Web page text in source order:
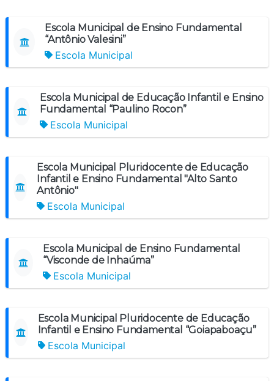
Escola Municipal de Ensino Fundamental
“Antônio Valesini”
Escola Municipal
Escola Municipal de Educação Infantil e Ensino
Fundamental “Paulino Rocon”
Escola Municipal
Escola Municipal Pluridocente de Educação
Infantil e Ensino Fundamental "Alto Santo
Antônio"
Escola Municipal
Escola Municipal de Ensino Fundamental
“Visconde de Inhaúma”
Escola Municipal
Escola Municipal Pluridocente de Educação
Infantil e Ensino Fundamental “Goiapaboaçu”
Escola Municipal